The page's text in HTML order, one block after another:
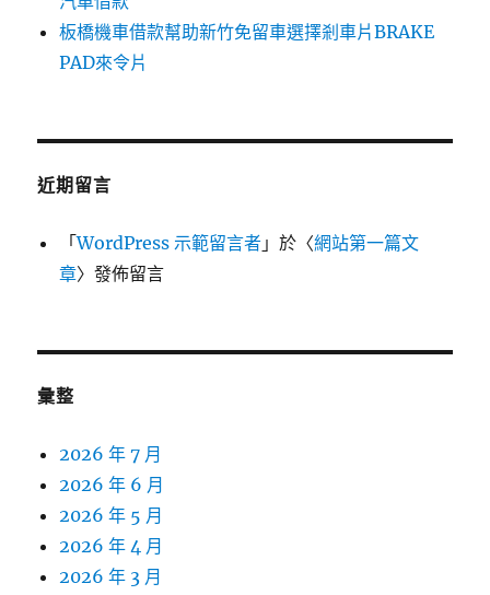
板橋機車借款幫助新竹免留車選擇剎車片BRAKE
PAD來令片
近期留言
「WordPress 示範留言者 」於〈網站第一篇文
章〉發佈留言
彙整
2026 年 7 月
2026 年 6 月
2026 年 5 月
2026 年 4 月
2026 年 3 月